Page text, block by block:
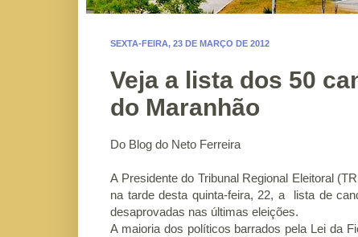
SEXTA-FEIRA, 23 DE MARÇO DE 2012
Veja a lista dos 50
do Maranhão
Do Blog do Neto Ferreira
A Presidente do Tribunal Regional Eleitoral
na tarde desta quinta-feira, 22, a lista de
desaprovadas nas últimas eleições.
A maioria dos políticos barrados pela Lei da